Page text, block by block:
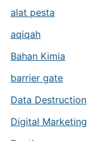
alat pesta
aqiqah
Bahan Kimia
barrier gate
Data Destruction
Digital Marketing